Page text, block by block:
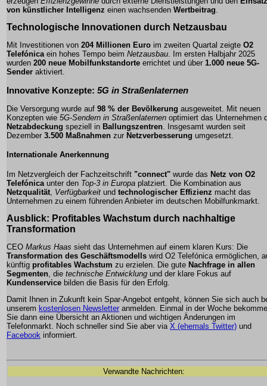
von künstlicher Intelligenz einen wachsenden Wertbeitrag
Technologische Innovationen durch Netzausbau
Mit Investitionen von 204 Millionen Euro im zweiten Quartal zeigte O2
Telefónica ein hohes Tempo beim Netzausbau . Im ersten Halbjahr 2025
wurden 200 neue Mobilfunkstandorte errichtet und über 1.000 neue 5G-
Sender aktiviert.
Innovative Konzepte: 5G in Straßenlaternen
Die Versorgung wurde auf 98 % der Bevölkerung ausgeweitet. Mit neuen
Konzepten wie 5G-Sendern in Straßenlaternen optimiert das Unternehmen
Netzabdeckung speziell in Ballungszentren . Insgesamt wurden seit
Dezember 3.500 Maßnahmen zur Netzverbesserung umgesetzt.
Internationale Anerkennung
Im Netzvergleich der Fachzeitschrift "connect" wurde das Netz von O2
Telefónica unter den Top-3 in Europa platziert. Die Kombination aus
Netzqualität Verfügbarkeit und technologischer Effizienz macht das
Unternehmen zu einem führenden Anbieter im deutschen Mobilfunkmarkt.
Ausblick: Profitables Wachstum durch nachhaltige
Transformation
CEO Markus Haas sieht das Unternehmen auf einem klaren Kurs: Die
Transformation des Geschäftsmodells wird O2 Telefónica ermöglichen,
künftig profitables Wachstum zu erzielen. Die gute Nachfrage in allen
Segmenten , die technische Entwicklung und der klare Fokus auf
Kundenservice bilden die Basis für den Erfolg.
Damit Ihnen in Zukunft kein Spar-Angebot entgeht, können Sie sich auch
unserem kostenlosen Newsletter anmelden. Einmal in der Woche
Sie dann eine Übersicht an Aktionen und wichtigen Änderungen im
Telefonmarkt. Noch schneller sind Sie aber via X (ehemals Twitter) und
Facebook informiert.
Verwandte Nachrichten: